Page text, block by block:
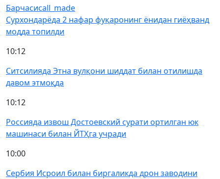
Барчасиcall_made
Сурхондарёда 2 нафар фуқаронинг ёнидан гиёҳванд
модда топилди
10:12
Ситсилияда Этна вулқони шиддат билан отилишда
давом этмоқда
10:12
Россияда извош Достоевский сурати ортилган юк
машинаси билан ЙТҲга учради
10:00
Сербия Исроил билан биргаликда дрон заводини